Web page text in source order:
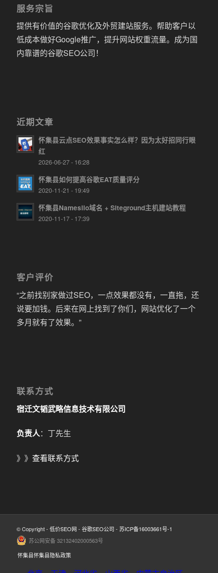
服务宗旨
提供有价值的谷歌优化及外贸建站服务。帮助客户以
低成本做好Google推广，提升网站权重流量。成为国
内靠谱的谷歌SEO公司！
近期文章
怀集县云点SEO效果事实怎么样？因为太好招同行眼
红
2026-06-27 - 16:28
怀集县如何提高谷歌EAT质量评分
2020-11-21 - 19:49
怀集县Namesilo域名 + Siteground主机建站教程
2020-11-17 - 17:39
客户评价
“之前找别家做过SEO，一点效果都没有，一直拖，还
说要加钱。后来在网上找到了你们，网站优化了一个
多月就有了效果。”
联系方式
宿迁文韬武略信息技术有限公司
负责人：丁先生
》》 查看联系方式
© Copyright - 低价SEO网 - 谷歌SEO公司 - 苏ICP备16003661号-1
苏公网安备 32132402000563号
怀集县怀集县隐私政策